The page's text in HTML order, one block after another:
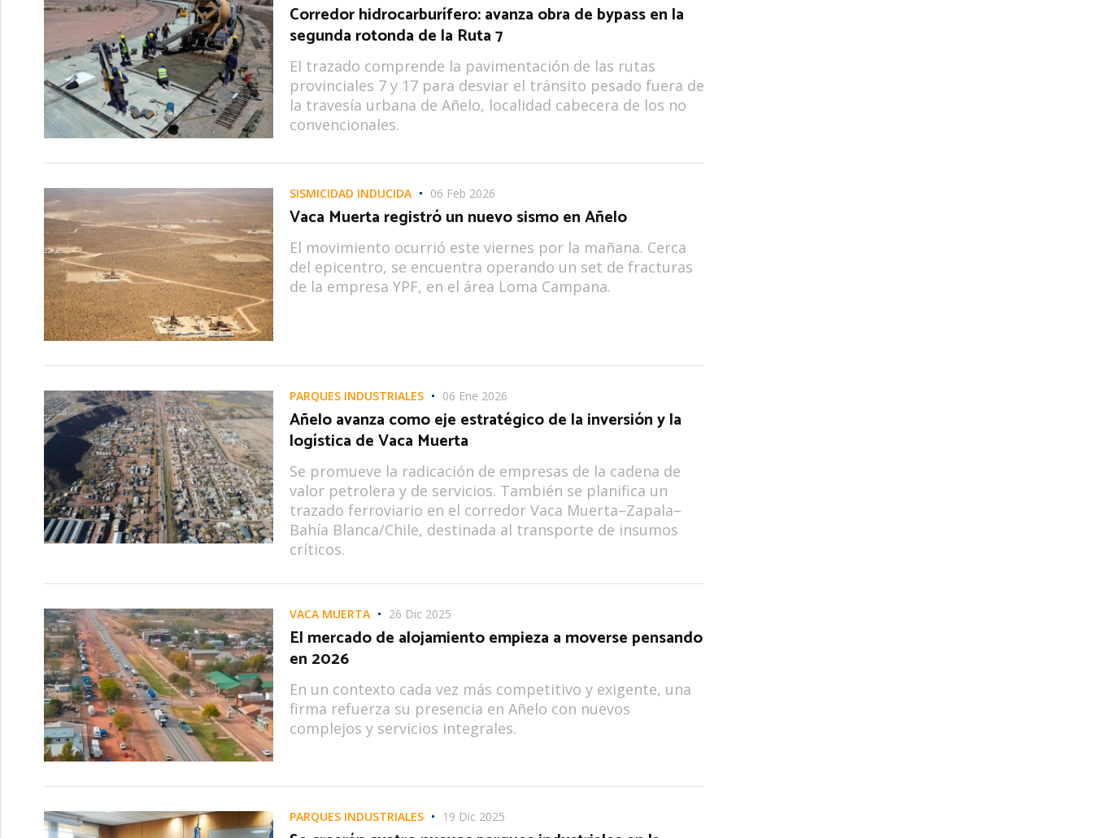
Corredor hidrocarburífero: avanza obra de bypass en la
segunda rotonda de la Ruta 7
El trazado comprende la pavimentación de las rutas
provinciales 7 y 17 para desviar el tránsito pesado fuera de
la travesía urbana de Añelo, localidad cabecera de los no
convencionales.
SISMICIDAD INDUCIDA 06 Feb 2026
Vaca Muerta registró un nuevo sismo en Añelo
El movimiento ocurrió este viernes por la mañana. Cerca
del epicentro, se encuentra operando un set de fracturas
de la empresa YPF, en el área Loma Campana.
PARQUES INDUSTRIALES 06 Ene 2026
Añelo avanza como eje estratégico de la inversión y la
logística de Vaca Muerta
Se promueve la radicación de empresas de la cadena de
valor petrolera y de servicios. También se planifica un
trazado ferroviario en el corredor Vaca Muerta–Zapala–
Bahía Blanca/Chile, destinada al transporte de insumos
críticos.
VACA MUERTA 26 Dic 2025
El mercado de alojamiento empieza a moverse pensando
en 2026
En un contexto cada vez más competitivo y exigente, una
firma refuerza su presencia en Añelo con nuevos
complejos y servicios integrales.
PARQUES INDUSTRIALES 19 Dic 2025